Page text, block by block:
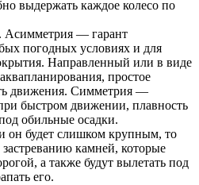
выдержать каждое колесо по
. Асимметрия — гарант
погодных условиях и для
Направленный или в виде
простое
движения. Симметрия —
быстром движении, плавность
обильные осадки.
он будет слишком крупным, то
камней, которые
а также будут вылетать под
его.